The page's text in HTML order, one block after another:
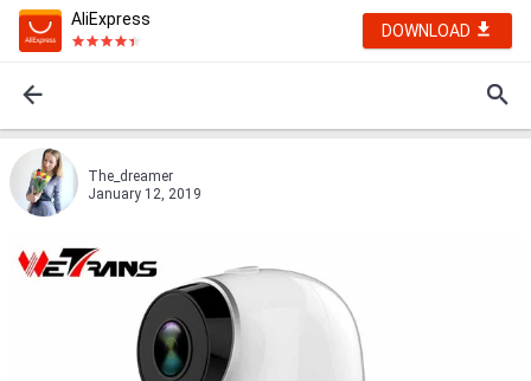
AliExpress
DOWNLOAD
The_dreamer
January 12, 2019